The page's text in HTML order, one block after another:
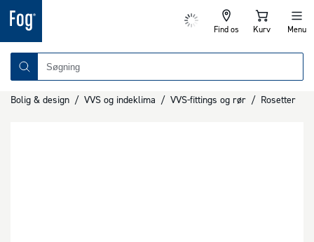
Find os Kurv Menu
Bolig & design / VVS og indeklima / VVS-fittings og rør / Rosetter